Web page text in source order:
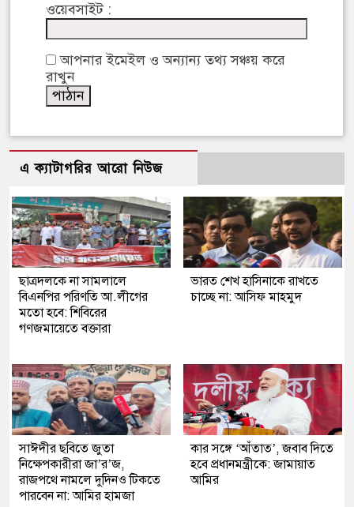
ওয়েবসাইট :
আপনার ইমেইল ও অন্যান্য তথ্য সঞ্চয় করে
রাখুন
এ ক্যাটাগরির আরো নিউজ
ছাত্রদলকে না সামলালে
বিএনপির পরিণতি আ.লীগের
মতো হবে: শিবিরের
গণজমায়েতে বক্তারা
ভারত শেখ হাসিনাকে রাখতে
চাচ্ছে না: আসিফ মাহমুদ
সাঈদীর ছবিতে জুতা
নিক্ষেপকারীরা জা’র’জ,
রাজপথে নামলে দুদিনও টিকতে
পারবেন না: আমির হামজা
কার সঙ্গে ‘আঁতাত’, জবাব দিতে
হবে প্রধানমন্ত্রীকে: জামায়াত
আমির